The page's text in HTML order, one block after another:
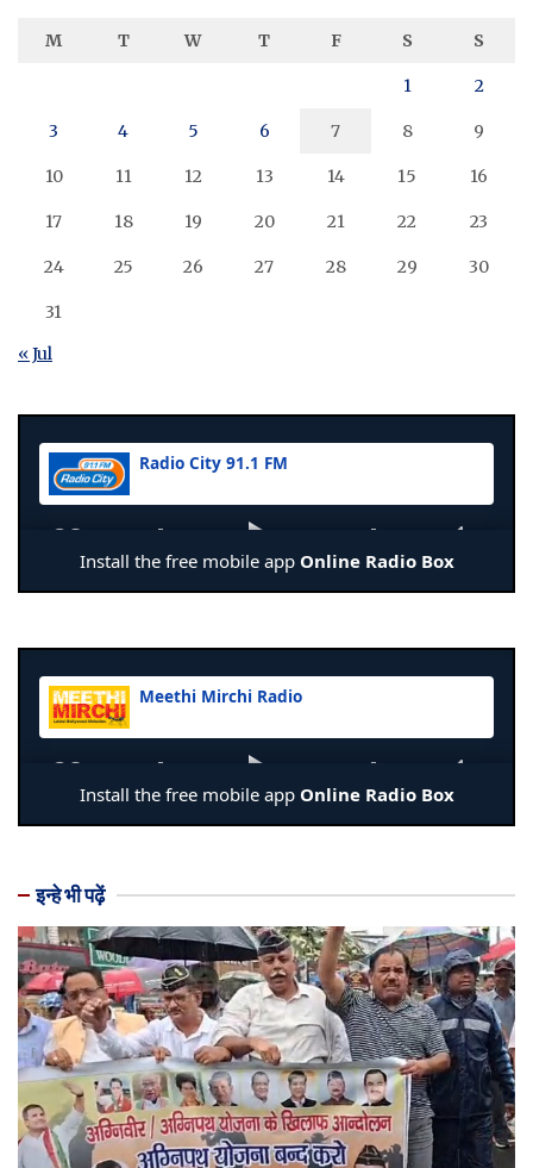
M T W T F S S
1 2
3 4 5 6 7 8 9
10 11 12 13 14 15 16
17 18 19 20 21 22 23
24 25 26 27 28 29 30
31
« Jul
इन्हे भी पढ़ें